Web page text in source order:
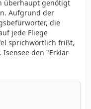
geworden ist.
als Prophylaxe
zu beurteilen.
Grund
Jungen in die
überhaupt genötigt
Aufgrund der
die
jede Fliege
sprichwörtlich frißt,
Isensee den "Erklär-